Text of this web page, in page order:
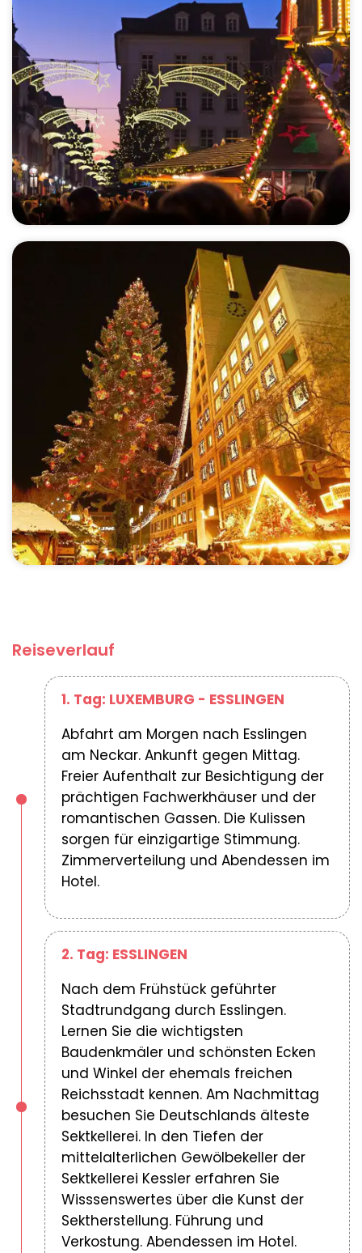
Reiseverlauf
1. Tag: LUXEMBURG - ESSLINGEN
Abfahrt am Morgen nach Esslingen
am Neckar. Ankunft gegen Mittag.
Freier Aufenthalt zur Besichtigung der
prächtigen Fachwerkhäuser und der
romantischen Gassen. Die Kulissen
sorgen für einzigartige Stimmung.
Zimmerverteilung und Abendessen im
Hotel.
2. Tag: ESSLINGEN
Nach dem Frühstück geführter
Stadtrundgang durch Esslingen.
Lernen Sie die wichtigsten
Baudenkmäler und schönsten Ecken
und Winkel der ehemals freichen
Reichsstadt kennen. Am Nachmittag
besuchen Sie Deutschlands älteste
Sektkellerei. In den Tiefen der
mittelalterlichen Gewölbekeller der
Sektkellerei Kessler erfahren Sie
Wisssenswertes über die Kunst der
Sektherstellung. Führung und
Verkostung. Abendessen im Hotel.